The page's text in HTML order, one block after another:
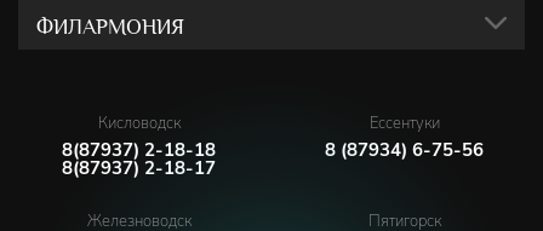
ФИЛАРМОНИЯ
Кисловодск
8(87937) 2-18-18
8(87937) 2-18-17
Ессентуки
8 (87934) 6-75-56
Железноводск Пятигорск